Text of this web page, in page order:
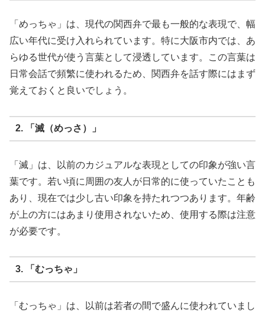
「めっちゃ」は、現代の関西弁で最も一般的な表現で、幅
広い年代に受け入れられています。特に大阪市内では、あ
らゆる世代が使う言葉として浸透しています。この言葉は
日常会話で頻繁に使われるため、関西弁を話す際にはまず
覚えておくと良いでしょう。
2. 「滅（めっさ）」
「滅」は、以前のカジュアルな表現としての印象が強い言
葉です。若い頃に周囲の友人が日常的に使っていたことも
あり、現在では少し古い印象を持たれつつあります。年齢
が上の方にはあまり使用されないため、使用する際は注意
が必要です。
3. 「むっちゃ」
「むっちゃ」は、以前は若者の間で盛んに使われていまし